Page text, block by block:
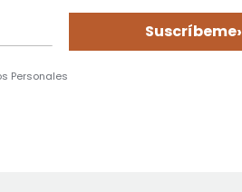
Suscríbeme›
Personales